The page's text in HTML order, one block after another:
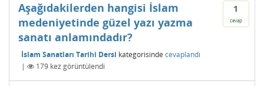
1
cevap
Aşağıdakilerden hangisi İslam
medeniyetinde güzel yazı yazma
sanatı anlamındadır?
İslam Sanatları Tarihi Dersi kategorisinde cevaplandı
|
179 kez görüntülendi